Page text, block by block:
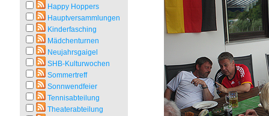
Happy Hoppers
Hauptversammlungen
Kinderfasching
Mädchenturnen
Neujahrsgaigel
SHB-Kulturwochen
Sommertreff
Sonnwendfeier
Tennisabteilung
Theaterabteilung